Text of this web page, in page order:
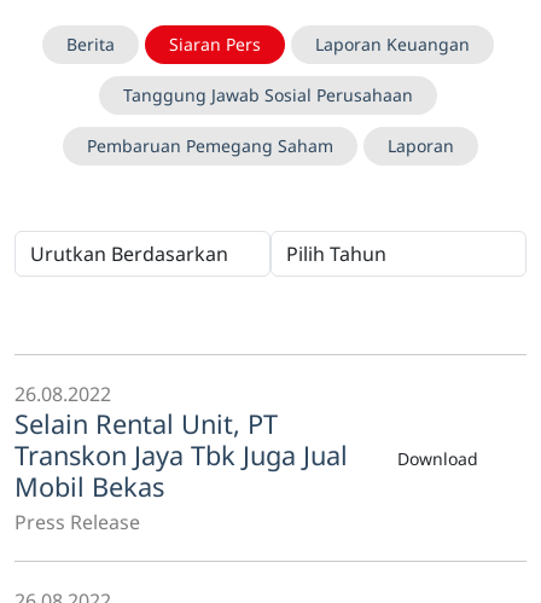
Berita Siaran Pers Laporan Keuangan
Tanggung Jawab Sosial Perusahaan
Pembaruan Pemegang Saham Laporan
26.08.2022
Selain Rental Unit, PT
Transkon Jaya Tbk Juga Jual
Mobil Bekas
Press Release
Download